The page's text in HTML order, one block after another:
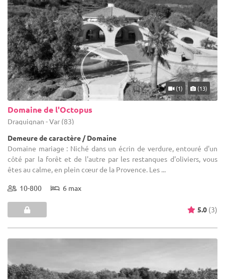
(1) (13)
Domaine de l'Octopus
Draguignan - Var (83)
Demeure de caractère / Domaine
Domaine mariage : Niché dans un écrin de verdure, entouré d'un
côté par la forêt et de l'autre par les restanques d'oliviers, vous
êtes au calme, en plein cœur de la Provence. Les ...
10-800 6 max
5.0 (3)